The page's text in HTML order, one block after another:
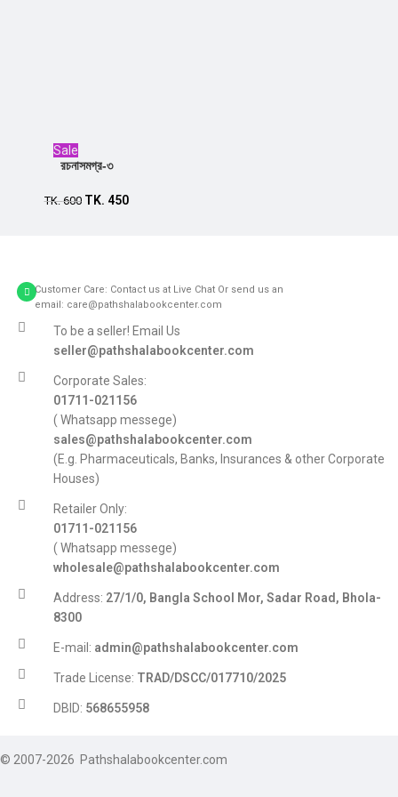
Sale
Add to cart
রচনাসমগ্র-৩
TK.600 TK. 450
Customer Care: Contact us at Live Chat Or send us an
email: care@pathshalabookcenter.com
To be a seller! Email Us
seller@pathshalabookcenter.com
Corporate Sales:
01711-021156
( Whatsapp messege)
sales@pathshalabookcenter.com
(E.g. Pharmaceuticals, Banks, Insurances & other Corporate
Houses)
Retailer Only:
01711-021156
( Whatsapp messege)
wholesale@pathshalabookcenter.com
Address: 27/1/0, Bangla School Mor, Sadar Road, Bhola-
8300
E-mail: admin@pathshalabookcenter.com
Trade License: TRAD/DSCC/017710/2025
DBID: 568655958
© 2007-2026 Pathshalabookcenter.com